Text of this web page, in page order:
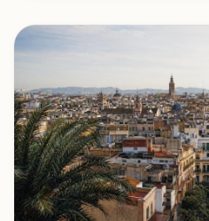
Valensiya